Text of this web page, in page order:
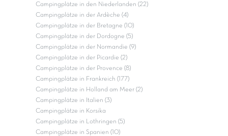
Campingplätze in den Niederlanden (22)
Campingplätze in der Ardèche (4)
Campingplätze in der Bretagne (10)
Campingplätze in der Dordogne (5)
Campingplätze in der Normandie (9)
Campingplätze in der Picardie (2)
Campingplätze in der Provence (8)
Campingplätze in Frankreich (177)
Campingplätze in Holland am Meer (2)
Campingplätze in Italien (3)
Campingplätze in Korsika
Campingplätze in Lothringen (5)
Campingplätze in Spanien (10)